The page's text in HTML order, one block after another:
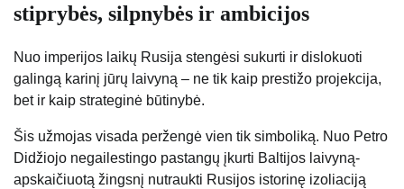
stiprybės, silpnybės ir ambicijos
Nuo imperijos laikų Rusija stengėsi sukurti ir dislokuoti
galingą karinį jūrų laivyną – ne tik kaip prestižo projekcija,
bet ir kaip strateginė būtinybė.
Šis užmojas visada peržengė vien tik simboliką. Nuo Petro
Didžiojo negailestingo pastangų įkurti Baltijos laivyną-
apskaičiuotą žingsnį nutraukti Rusijos istorinę izoliaciją